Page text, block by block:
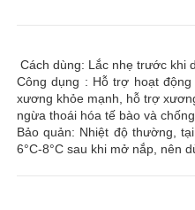
Cách dùng: Lắc nhẹ trước khi
Công dụng : Hỗ trợ hoạt
xương khỏe mạnh, hỗ trợ
ngừa thoái hóa tế bào và chống
Bảo quản: Nhiệt độ thường,
6°C-8°C sau khi mở nắp, nên